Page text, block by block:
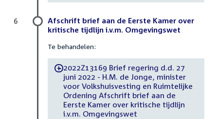
Afschrift brief aan de Eerste Kamer over
kritische tijdlijn i.v.m. Omgevingswet
Te behandelen:
-2022Z13169 Brief regering d.d. 27
juni 2022 - H.M. de Jonge, minister
voor Volkshuisvesting en Ruimtelijke
Ordening Afschrift brief aan de
Eerste Kamer over kritische tijdlijn
i.v.m. Omgevingswet
6